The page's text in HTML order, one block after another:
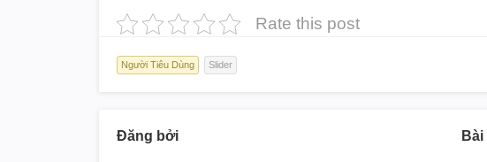
Rate this post
Người Tiêu Dùng Slider
Đăng bởi